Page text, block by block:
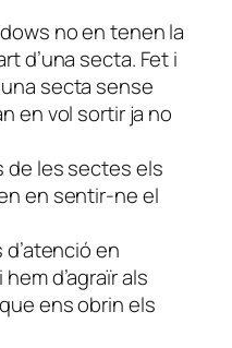
no en tenen la
d’una secta. Fet i
secta sense
en vol sortir ja no
de les sectes els
en sentir-ne el
en
d’agraïr als
ens obrin els